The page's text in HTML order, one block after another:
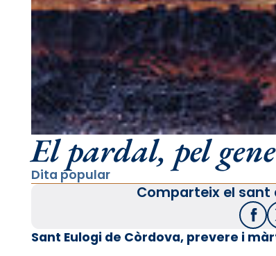
El pardal, pel
Dita popular
Comparteix el sant
Sant Eulogi de Còrdova, prevere i